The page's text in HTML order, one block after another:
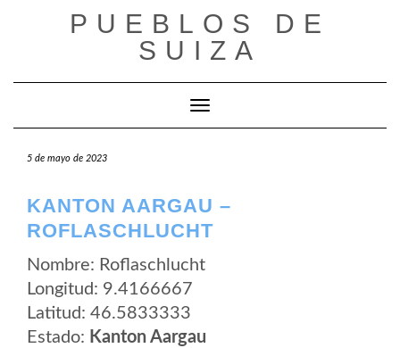
PUEBLOS DE
SUIZA
Cambiar modo de navegación
5 de mayo de 2023
KANTON AARGAU –
ROFLASCHLUCHT
Nombre: Roflaschlucht
Longitud: 9.4166667
Latitud: 46.5833333
Estado: Kanton Aargau